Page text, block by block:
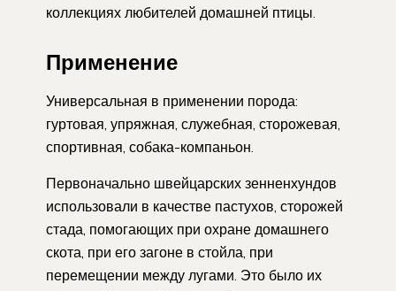
коллекциях любителей домашней птицы.
Применение
Универсальная в применении порода:
гуртовая, упряжная, служебная, сторожевая,
спортивная, собака-компаньон.
Первоначально швейцарских зенненхундов
использовали в качестве пастухов, сторожей
стада, помогающих при охране домашнего
скота, при его загоне в стойла, при
перемещении между лугами. Это было их